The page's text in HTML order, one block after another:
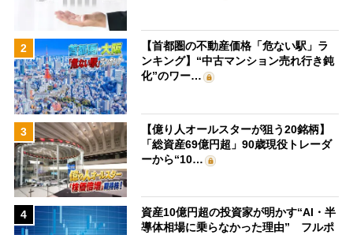
2
【首都圏の不動産価格「危ない駅」ラ
ンキング】“中古マンション売れ行き鈍
化”のワー…
3
【億り人オールスターが狙う20銘柄】
「総資産69億円超」90歳現役トレーダ
ーから“10…
4
資産10億円超の投資家が明かす“AI・半
導体相場に乗らなかった理由” フルポ